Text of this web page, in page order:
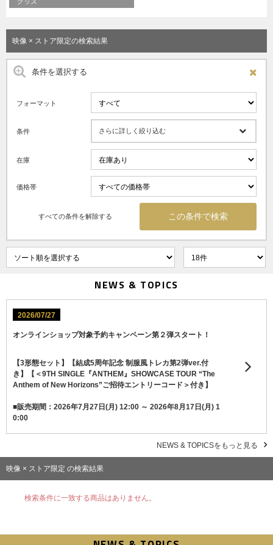
映像 × ストア限定の検索結果
条件を選択する
フォーマット
条件 さらに詳しく絞り込む
在庫
価格帯
すべての条件を解除する
NEWS & TOPICS
2026/07/27
オンラインショップ対象予約キャンペーン第２弾スタート！
【3形態セット】【結成5周年記念 制服風トレカ第2弾ver.付
き】【＜9TH SINGLE『ANTHEM』SHOWCASE TOUR “The
Anthem of New Horizons”ご招待エントリーコード＞付き】
■販売期間：2026年7月27日(月) 12:00 ～ 2026年8月17日(月) 1
0:00
NEWS & TOPICSをもっと見る
映像 × ストア限定 の検索結果
検索条件に一致する商品はありません。